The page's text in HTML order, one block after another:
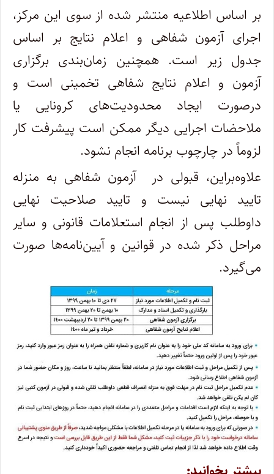
بر اساس اطلاعیه منتشر شده از سوی این مرکز،
اجرای آزمون شفاهی و اعلام نتایج بر اساس
جدول زیر است. همچنین زمان‌بندی برگزاری
آزمون و اعلام نتایج شفاهی تخمینی است و
درصورت ایجاد محدودیت‌های کرونایی یا
ملاحضات اجرایی دیگر ممکن است پیشرفت کار
لزوماً در چارچوب برنامه انجام نشود.
علاوه‌براین، قبولی در آزمون شفاهی به منزله
تایید نهایی نیست و تایید صلاحیت نهایی
داوطلب پس از انجام استعلامات قانونی و سایر
مراحل ذکر شده در قوانین و آیین‌نامه‌ها صورت
می‌گیرد.